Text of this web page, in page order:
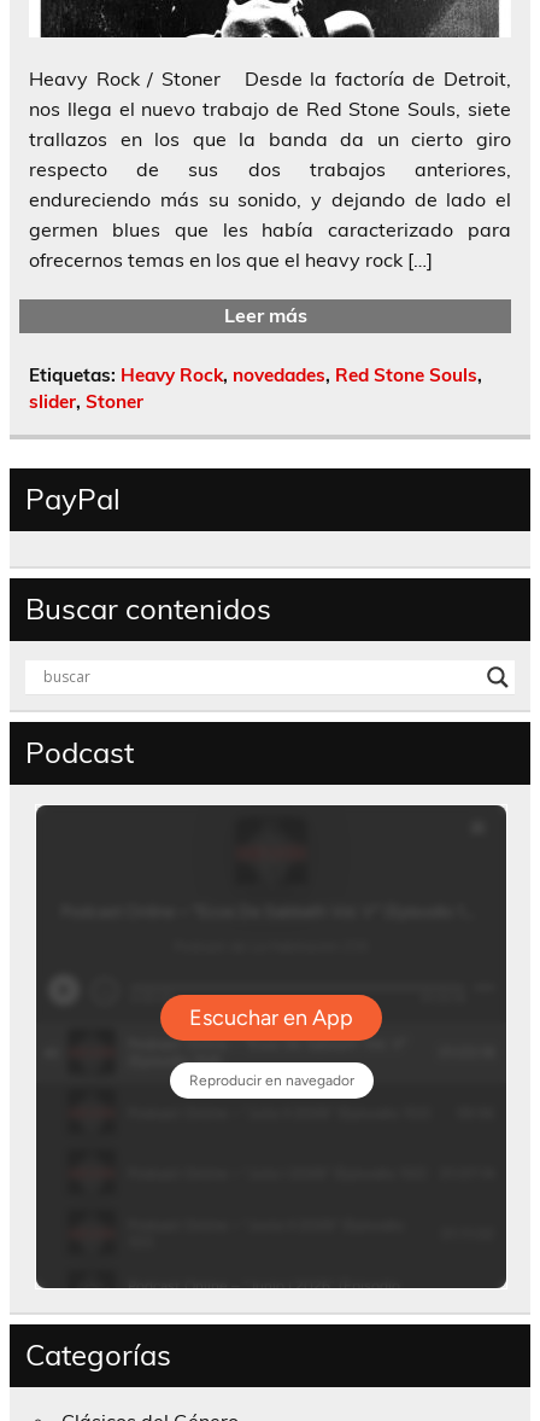
Heavy Rock / Stoner Desde la factoría de Detroit,
nos llega el nuevo trabajo de Red Stone Souls, siete
trallazos en los que la banda da un cierto giro
respecto de sus dos trabajos anteriores,
endureciendo más su sonido, y dejando de lado el
germen blues que les había caracterizado para
ofrecernos temas en los que el heavy rock […]
Leer más
Etiquetas: Heavy Rock, novedades, Red Stone Souls,
slider, Stoner
PayPal
Buscar contenidos
Podcast
Categorías